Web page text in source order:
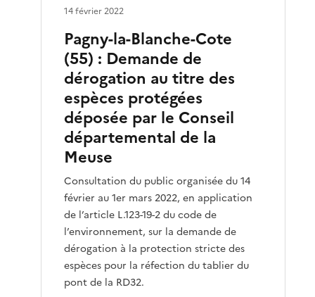
Pagny-la-Blanche-Cote
(55) : Demande de
dérogation au titre des
espèces protégées
déposée par le Conseil
départemental de la
Meuse
Consultation du public organisée du 14
février au 1er mars 2022, en application
de l’article L.123-19-2 du code de
l’environnement, sur la demande de
dérogation à la protection stricte des
espèces pour la réfection du tablier du
pont de la RD32.
14 février 2022